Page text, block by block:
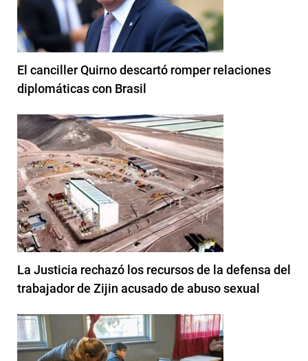
El canciller Quirno descartó romper relaciones
diplomáticas con Brasil
La Justicia rechazó los recursos de la defensa del
trabajador de Zijin acusado de abuso sexual